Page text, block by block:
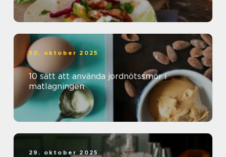
30. oktober 2025
10 sätt att använda jordnötssmör i
matlagningen
29. oktober 2025